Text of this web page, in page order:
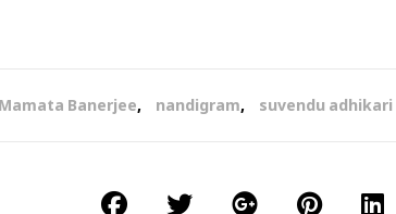
Mamata Banerjee, nandigram, suvendu adhikari